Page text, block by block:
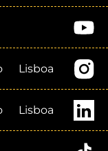
Lisboa
Lisboa